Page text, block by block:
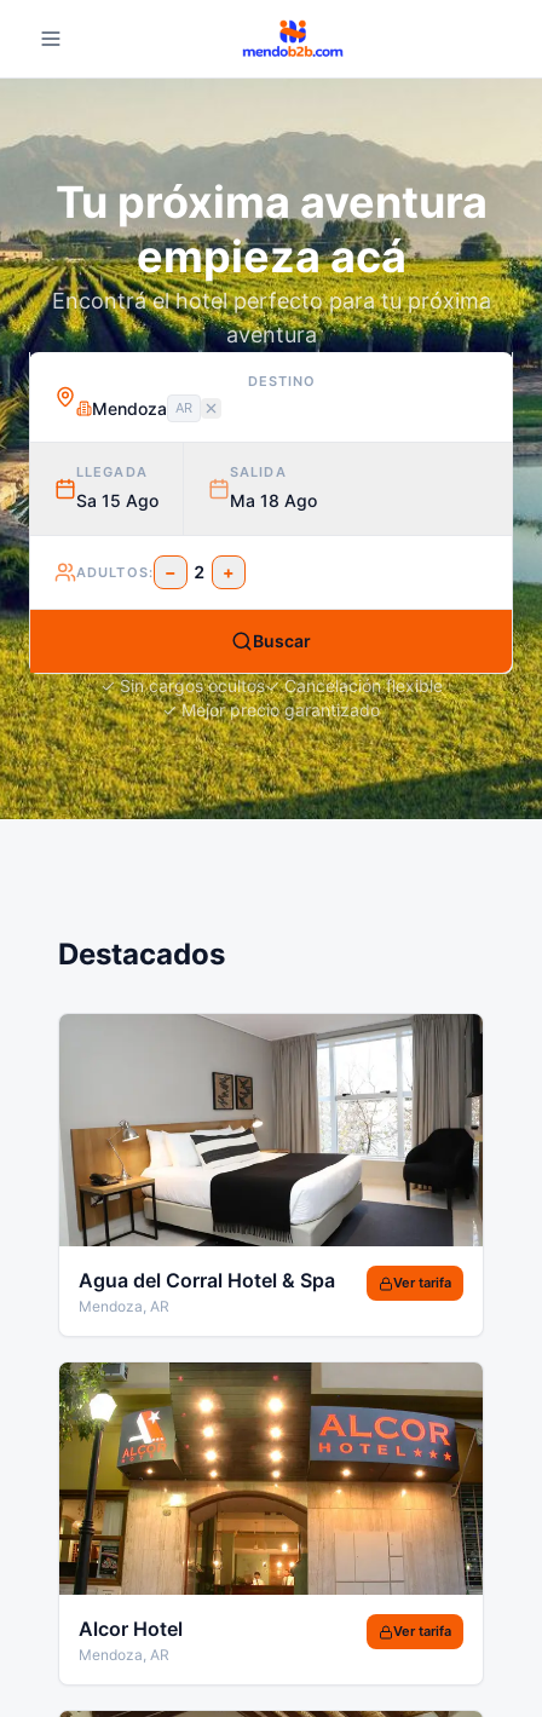
Tu próxima aventura
empieza acá
Encontrá el hotel perfecto para tu próxima
aventura
DESTINO
Mendoza AR
LLEGADA
Sa 15 Ago
SALIDA
Ma 18 Ago
ADULTOS: − 2 +
Buscar
✓ Sin cargos ocultos✓ Cancelación flexible
✓ Mejor precio garantizado
Destacados
Agua del Corral Hotel & Spa
Mendoza, AR
Ver tarifa
Alcor Hotel
Mendoza, AR
Ver tarifa